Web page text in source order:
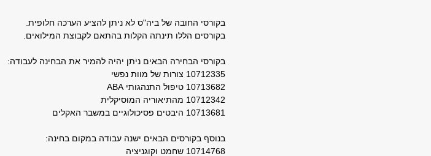
בקורסי החובה של ביה"ס לא ניתן להציע הערכה חלופית.
בקורסים הללו תינתה הקלות בהתאם לקבוצת המילואים.
בקורסי הבחירה הבאים ניתן יהיה להמיר את הבחינה לעבודה:
10712335 צורות של מוות נפשי
10713682 טיפול התנהגותי ABA
10712342 מהתיאוריה המוסיקלית
10713681 היבטים פסיכולוגיים במשבר האקלים
בנוסף בקורסים הבאים ישנה עבודה במקום בחינה:
10714768 שחמט וקוגניציה